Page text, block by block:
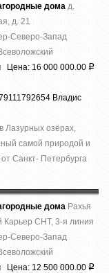
дома д.
д. 21
Северо-Запад
Цена: 16 000 000.00 Р
Владис
Лазурныx озёрах,
caмoй пpиродой и
Caнкт- Пeтербурга
дома Рахья
Карьер СНТ, 3-я линия
Северо-Запад
Цена: 12 500 000.00 Р